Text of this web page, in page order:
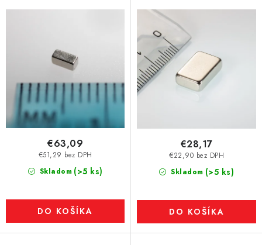
200 °C
Skladom (>5 ks)
€51,29 bez DPH
€63,09
DO KOŠÍKA
Skladom (>5 ks)
€22,90 bez DPH
€28,17
DO KOŠÍKA